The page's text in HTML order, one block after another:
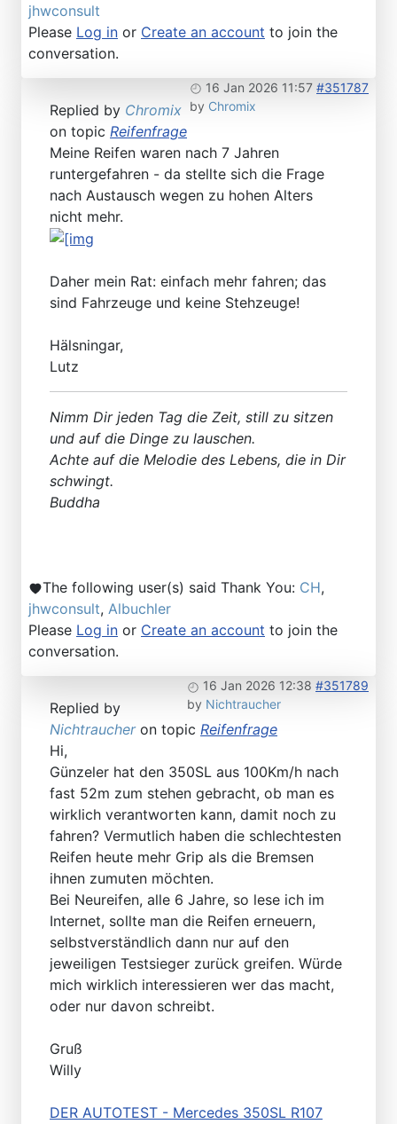
jhwconsult
Please Log in or Create an account to join the
conversation.
16 Jan 2026 11:57 #351787
by Chromix
Replied by Chromix
on topic Reifenfrage
Meine Reifen waren nach 7 Jahren
runtergefahren - da stellte sich die Frage
nach Austausch wegen zu hohen Alters
nicht mehr.
Daher mein Rat: einfach mehr fahren; das
sind Fahrzeuge und keine Stehzeuge!
Hälsningar,
Lutz
Nimm Dir jeden Tag die Zeit, still zu sitzen
und auf die Dinge zu lauschen.
Achte auf die Melodie des Lebens, die in Dir
schwingt.
Buddha
The following user(s) said Thank You: CH,
jhwconsult, Albuchler
Please Log in or Create an account to join the
conversation.
16 Jan 2026 12:38 #351789
by Nichtraucher
Replied by
Nichtraucheron topic Reifenfrage
Hi,
Günzeler hat den 350SL aus 100Km/h nach
fast 52m zum stehen gebracht, ob man es
wirklich verantworten kann, damit noch zu
fahren? Vermutlich haben die schlechtesten
Reifen heute mehr Grip als die Bremsen
ihnen zumuten möchten.
Bei Neureifen, alle 6 Jahre, so lese ich im
Internet, sollte man die Reifen erneuern,
selbstverständlich dann nur auf den
jeweiligen Testsieger zurück greifen. Würde
mich wirklich interessieren wer das macht,
oder nur davon schreibt.
Gruß
Willy
DER AUTOTEST - Mercedes 350SL R107